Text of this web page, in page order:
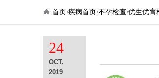
首页 疾病首页 不孕检查 优生优育
24
OCT.
2019